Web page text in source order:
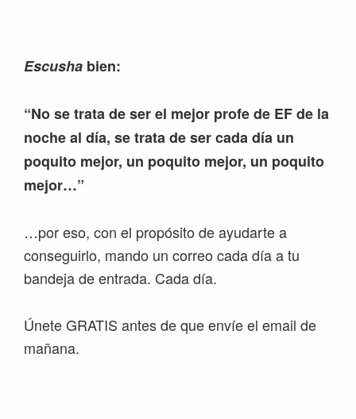
Escusha bien:
“No se trata de ser el mejor profe de EF de la
noche al día, se trata de ser cada día un
poquito mejor, un poquito mejor, un poquito
mejor…”
…por eso, con el propósito de ayudarte a
conseguirlo, mando un correo cada día a tu
bandeja de entrada. Cada día.
Únete GRATIS antes de que envíe el email de
mañana.